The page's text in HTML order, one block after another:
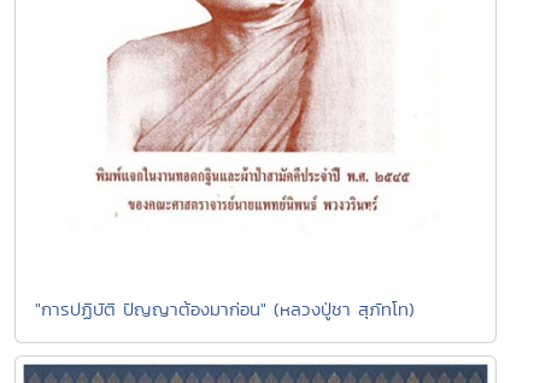
"การปฏิบัติ ปัญญาต้องมาก่อน" (หลวงปู่ชา สุภัทโท)